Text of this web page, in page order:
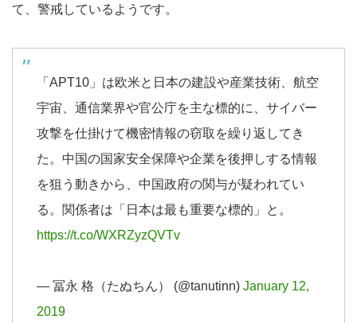
て、警戒しているようです。
「APT10」は欧米と日本の建設や産業技術、航空
宇宙、通信業界や官公庁を主な標的に、サイバー
攻撃を仕掛けて機密情報の窃取を繰り返してき
た。中国の国家安全保障や企業を後押しする情報
を狙う動きから、中国政府の関与が疑われてい
る。関係者は「日本は最も重要な標的」と。
https://t.co/WXRZyzQVTv
— 冨永 格（たぬちん） (@tanutinn) January 12,
2019